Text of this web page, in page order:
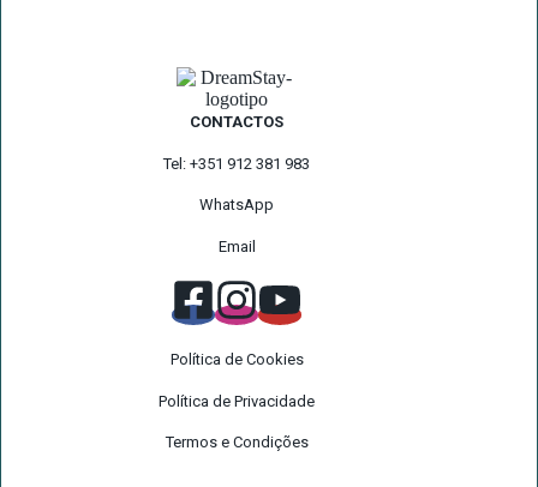
CONTACTOS
Tel: +351 912 381 983
WhatsApp
Email
Política de Cookies
Política de Privacidade
Termos e Condições